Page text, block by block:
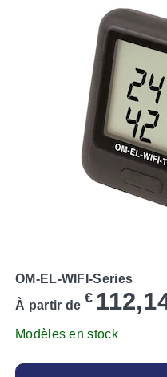
OM-EL-WIFI-Series
À partir de €
Modèles en stock